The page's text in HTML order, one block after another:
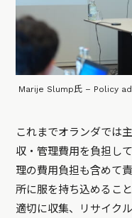
Marije Slump氏 – Policy
これまでオランダでは
収・管理費用を負担し
理の費用負担も含めて
所に服を持ち込めるこ
適切に収集、リサイク